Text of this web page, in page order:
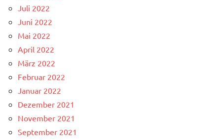
Juli 2022
Juni 2022
Mai 2022
April 2022
März 2022
Februar 2022
Januar 2022
Dezember 2021
November 2021
September 2021